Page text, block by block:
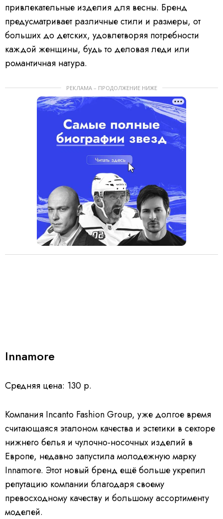
привлекательные изделия для весны. Бренд
предусматривает различные стили и размеры, от
больших до детских, удовлетворяя потребности
каждой женщины, будь то деловая леди или
романтичная натура.
РЕКЛАМА – ПРОДОЛЖЕНИЕ НИЖЕ
Innamore
Средняя цена: 130 р.
Компания Incanto Fashion Group, уже долгое время
считающаяся эталоном качества и эстетики в секторе
нижнего белья и чулочно-носочных изделий в
Европе, недавно запустила молодежную марку
Innamore. Этот новый бренд ещё больше укрепил
репутацию компании благодаря своему
превосходному качеству и большому ассортименту
моделей.